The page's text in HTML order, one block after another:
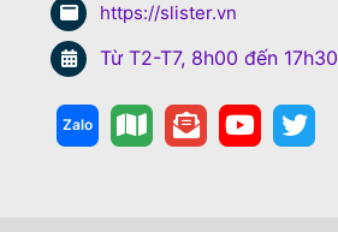
https://slister.vn
Từ T2-T7, 8h00 đến 17h30